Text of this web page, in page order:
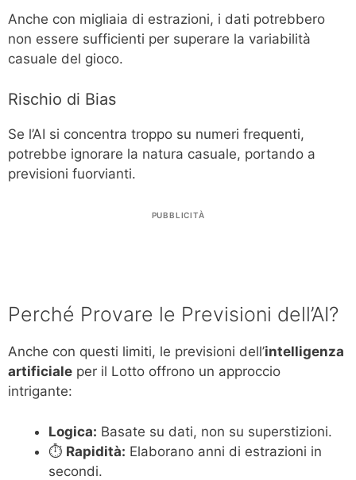
Anche con migliaia di estrazioni, i dati potrebbero
non essere sufficienti per superare la variabilità
casuale del gioco.
Rischio di Bias
Se l’AI si concentra troppo su numeri frequenti,
potrebbe ignorare la natura casuale, portando a
previsioni fuorvianti.
PUBBLICITÀ
Perché Provare le Previsioni dell’AI?
Anche con questi limiti, le previsioni dell’intelligenza
artificiale per il Lotto offrono un approccio
intrigante:
Logica: Basate su dati, non su superstizioni.
⏱️ Rapidità: Elaborano anni di estrazioni in
secondi.